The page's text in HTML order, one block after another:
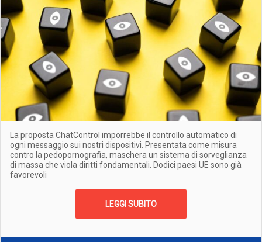
La proposta ChatControl imporrebbe il controllo automatico di
ogni messaggio sui nostri dispositivi. Presentata come misura
contro la pedopornografia, maschera un sistema di sorveglianza
di massa che viola diritti fondamentali. Dodici paesi UE sono già
favorevoli
LEGGI SUBITO